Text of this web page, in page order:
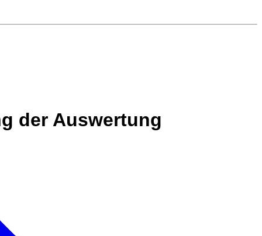
der Auswertung